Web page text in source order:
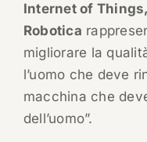
Internet of
Robotica
migliorare la
l’uomo che deve
macchina che
dell’uomo”.